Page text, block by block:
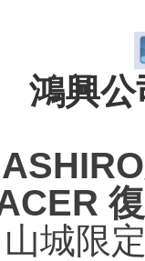
鴻興
山城限